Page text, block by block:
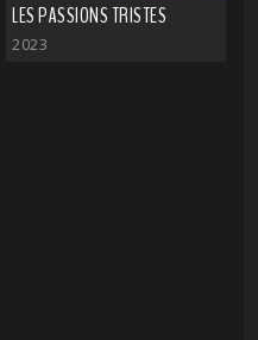
LES PASSIONS TRISTES
2023